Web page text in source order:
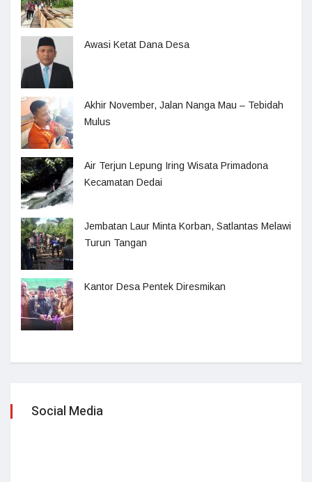
Awasi Ketat Dana Desa
Akhir November, Jalan Nanga Mau – Tebidah
Mulus
Air Terjun Lepung Iring Wisata Primadona
Kecamatan Dedai
Jembatan Laur Minta Korban, Satlantas Melawi
Turun Tangan
Kantor Desa Pentek Diresmikan
Social Media